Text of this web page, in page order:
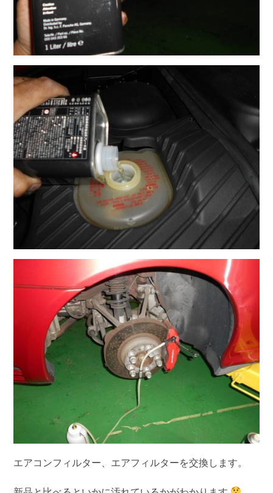
エアコンフィルター、エアフィルターを交換します。